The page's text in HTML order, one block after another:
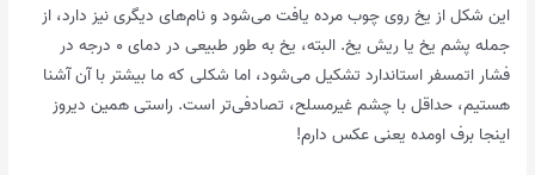
این شکل از یخ روی چوب مرده یافت می‌شود و نام‌های دیگری نیز دارد، از
جمله پشم یخ یا ریش یخ. البته، یخ به طور طبیعی در دمای ۰ درجه در
فشار اتمسفر استاندارد تشکیل می‌شود، اما شکلی که ما بیشتر با آن آشنا
هستیم، حداقل با چشم غیرمسلح، تصادفی‌تر است. راستی همین دیروز
اینجا برف اومده یعنی عکس دارم!